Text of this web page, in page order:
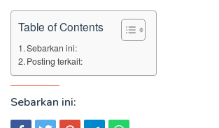
Table of Contents
Sebarkan ini:
Posting terkait:
Sebarkan ini: